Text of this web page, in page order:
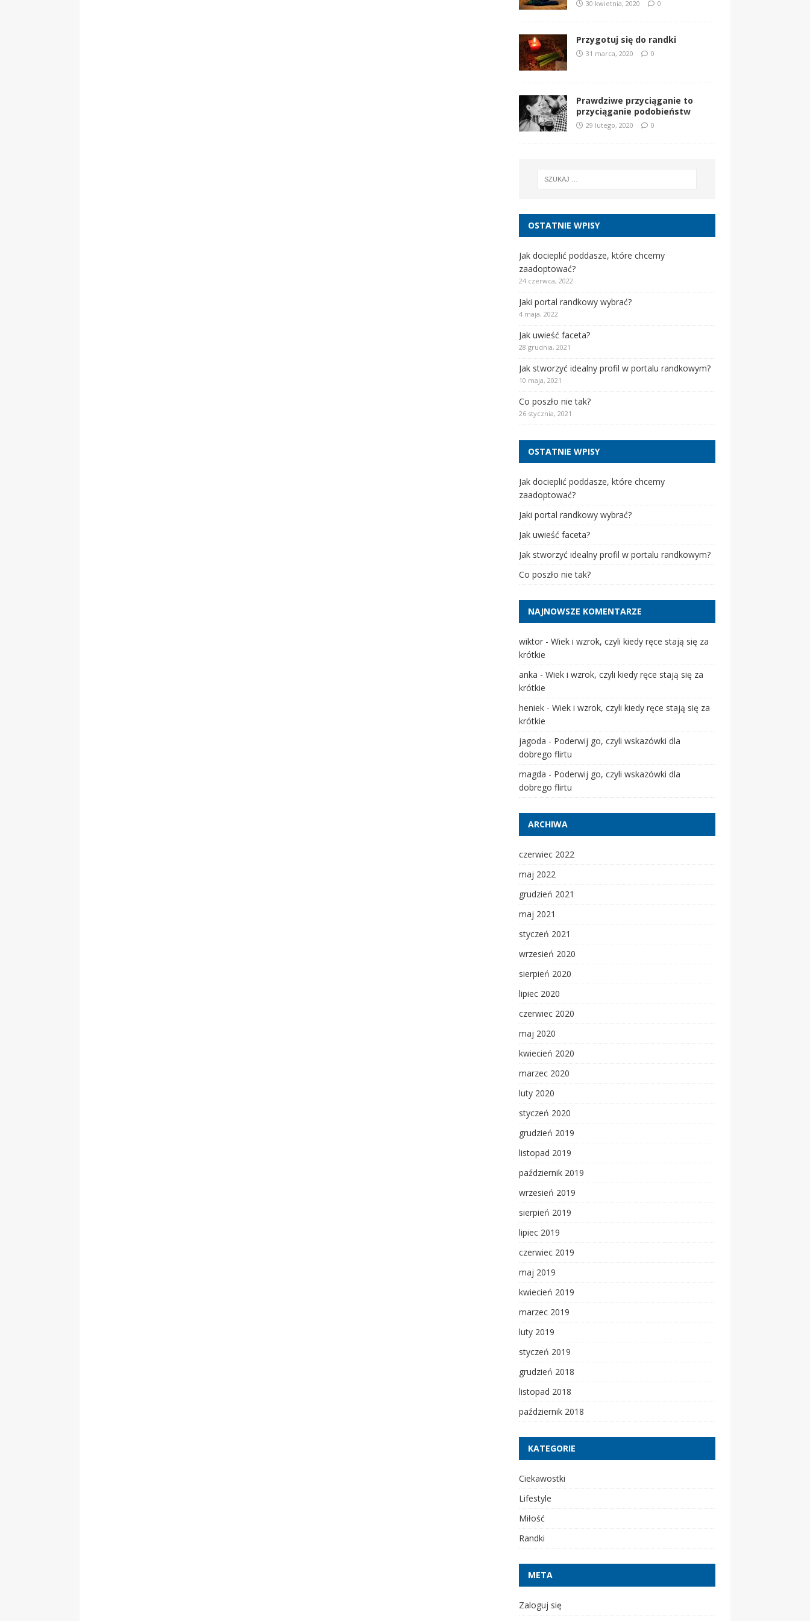
30 kwietnia, 2020 0
Przygotuj się do randki
31 marca, 2020 0
Prawdziwe przyciąganie to
przyciąganie podobieństw
29 lutego, 2020 0
OSTATNIE WPISY
Jak docieplić poddasze, które chcemy
zaadoptować?
24 czerwca, 2022
Jaki portal randkowy wybrać?
4 maja, 2022
Jak uwieść faceta?
28 grudnia, 2021
Jak stworzyć idealny profil w portalu randkowym?
10 maja, 2021
Co poszło nie tak?
26 stycznia, 2021
OSTATNIE WPISY
Jak docieplić poddasze, które chcemy
zaadoptować?
Jaki portal randkowy wybrać?
Jak uwieść faceta?
Jak stworzyć idealny profil w portalu randkowym?
Co poszło nie tak?
NAJNOWSZE KOMENTARZE
wiktor- Wiek i wzrok, czyli kiedy ręce stają się za
krótkie
anka - Wiek i wzrok, czyli kiedy ręce stają się za
krótkie
heniek- Wiek i wzrok, czyli kiedy ręce stają się za
krótkie
jagoda - Poderwij go, czyli wskazówki dla
dobrego flirtu
magda - Poderwij go, czyli wskazówki dla
dobrego flirtu
ARCHIWA
czerwiec 2022
maj 2022
grudzień 2021
maj 2021
styczeń 2021
wrzesień 2020
sierpień 2020
lipiec 2020
czerwiec 2020
maj 2020
kwiecień 2020
marzec 2020
luty 2020
styczeń 2020
grudzień 2019
listopad 2019
październik 2019
wrzesień 2019
sierpień 2019
lipiec 2019
czerwiec 2019
maj 2019
kwiecień 2019
marzec 2019
luty 2019
styczeń 2019
grudzień 2018
listopad 2018
październik 2018
KATEGORIE
Ciekawostki
Lifestyle
Miłość
Randki
META
Zaloguj się